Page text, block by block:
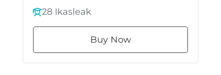
28 Ikasleak
Buy Now